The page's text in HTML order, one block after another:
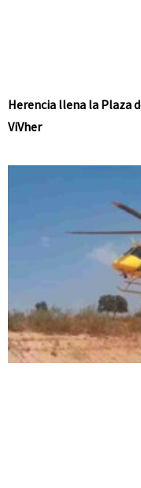
Herencia llena la Plaza
ViVher